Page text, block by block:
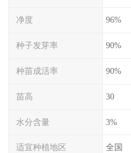
净度 96%
种子发芽率 90%
种苗成活率 90%
苗高 30
水分含量 3%
适宜种植地区 全国